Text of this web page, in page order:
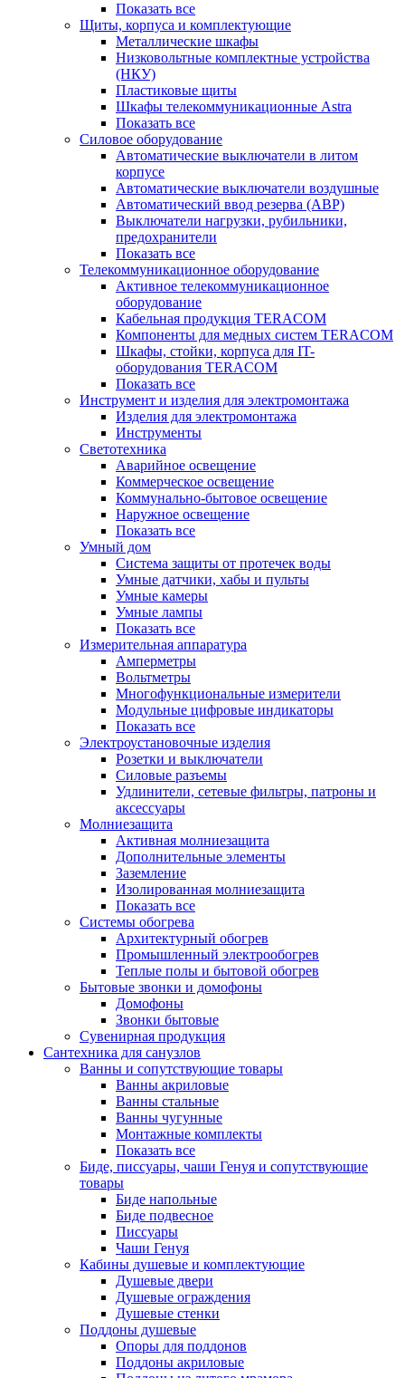
Показать все
Щиты, корпуса и комплектующие
Металлические шкафы
Низковольтные комплектные устройства
(НКУ)
Пластиковые щиты
Шкафы телекоммуникационные Astra
Показать все
Силовое оборудование
Автоматические выключатели в литом
корпусе
Автоматические выключатели воздушные
Автоматический ввод резерва (АВР)
Выключатели нагрузки, рубильники,
предохранители
Показать все
Телекоммуникационное оборудование
Активное телекоммуникационное
оборудование
Кабельная продукция TERACOM
Компоненты для медных систем TERACOM
Шкафы, стойки, корпуса для IT-
оборудования TERACOM
Показать все
Инструмент и изделия для электромонтажа
Изделия для электромонтажа
Инструменты
Светотехника
Аварийное освещение
Коммерческое освещение
Коммунально-бытовое освещение
Наружное освещение
Показать все
Умный дом
Система защиты от протечек воды
Умные датчики, хабы и пульты
Умные камеры
Умные лампы
Показать все
Измерительная аппаратура
Амперметры
Вольтметры
Многофункциональные измерители
Модульные цифровые индикаторы
Показать все
Электроустановочные изделия
Розетки и выключатели
Силовые разъемы
Удлинители, сетевые фильтры, патроны и
аксессуары
Молниезащита
Активная молниезащита
Дополнительные элементы
Заземление
Изолированная молниезащита
Показать все
Системы обогрева
Архитектурный обогрев
Промышленный электрообогрев
Теплые полы и бытовой обогрев
Бытовые звонки и домофоны
Домофоны
Звонки бытовые
Сувенирная продукция
Сантехника для санузлов
Ванны и сопутствующие товары
Ванны акриловые
Ванны стальные
Ванны чугунные
Монтажные комплекты
Показать все
Биде, писсуары, чаши Генуя и сопутствующие
товары
Биде напольные
Биде подвесное
Писсуары
Чаши Генуя
Кабины душевые и комплектующие
Душевые двери
Душевые ограждения
Душевые стенки
Поддоны душевые
Опоры для поддонов
Поддоны акриловые